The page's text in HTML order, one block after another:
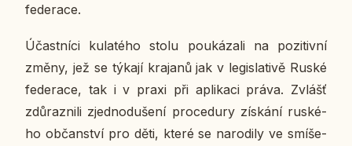
fe­de­ra­ce.
Účast­ní­ci ku­la­té­ho stolu po­u­ká­za­li na po­zi­tiv­ní
změny, jež se týkají kra­ja­nů jak v le­gisla­ti­vě Ruské
fe­de­ra­ce, tak i v praxi při apli­ka­ci práva. Zvlášť
zdů­raz­ni­li zjed­no­du­še­ní pro­cedu­ry zís­ká­ní rus­ké­
ho ob­čan­ství pro děti, které se na­ro­di­ly ve smí­še­